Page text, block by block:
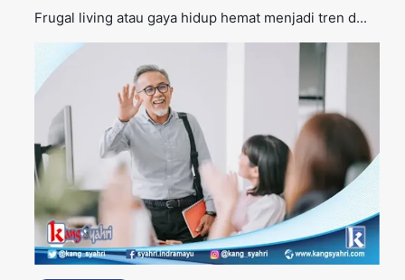
Frugal living atau gaya hidup hemat menjadi tren d...